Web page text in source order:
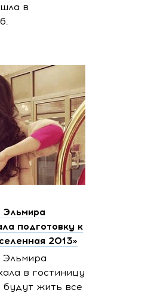
в
Эльмира
подготовку к
2013»
Эльмира
в гостиницу
будут жить все